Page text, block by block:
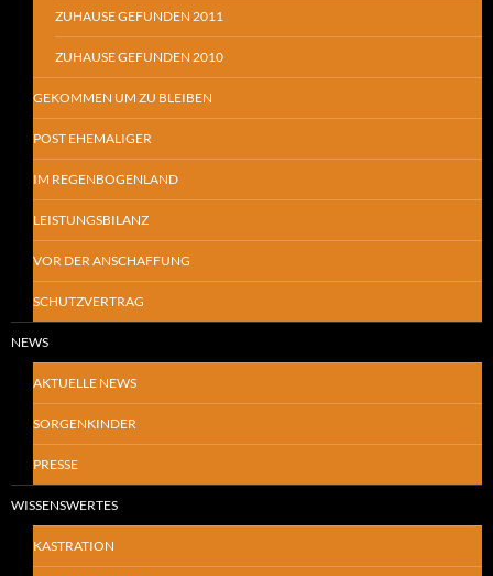
ZUHAUSE GEFUNDEN 2011
ZUHAUSE GEFUNDEN 2010
GEKOMMEN UM ZU BLEIBEN
POST EHEMALIGER
IM REGENBOGENLAND
LEISTUNGSBILANZ
VOR DER ANSCHAFFUNG
SCHUTZVERTRAG
NEWS
AKTUELLE NEWS
SORGENKINDER
PRESSE
WISSENSWERTES
KASTRATION